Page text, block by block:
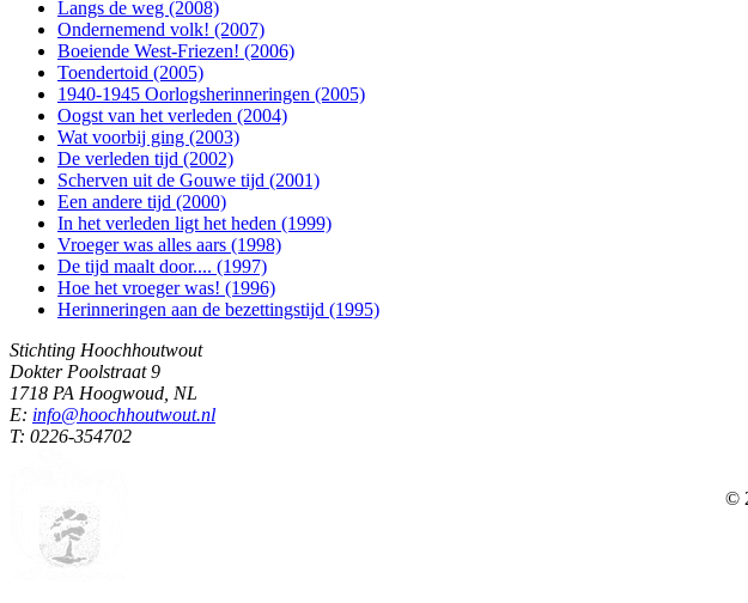
Langs de weg (2008)
Ondernemend volk! (2007)
Boeiende West-Friezen! (2006)
Toendertoid (2005)
1940-1945 Oorlogsherinneringen (2005)
Oogst van het verleden (2004)
Wat voorbij ging (2003)
De verleden tijd (2002)
Scherven uit de Gouwe tijd (2001)
Een andere tijd (2000)
In het verleden ligt het heden (1999)
Vroeger was alles aars (1998)
De tijd maalt door.... (1997)
Hoe het vroeger was! (1996)
Herinneringen aan de bezettingstijd (1995)
Stichting Hoochhoutwout
Dokter Poolstraat 9
1718 PA Hoogwoud, NL
E: info@hoochhoutwout.nl
T: 0226-354702
©